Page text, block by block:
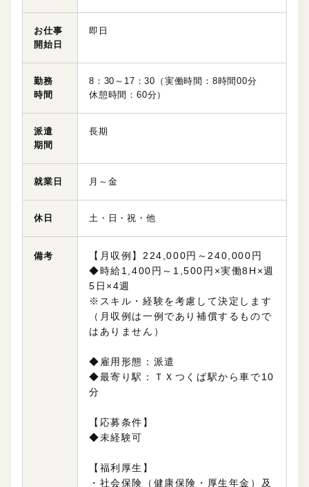
お仕事
開始日
即日
勤務
時間
8：30～17：30（実働時間：8時間00分
休憩時間：60分）
派遣
期間
長期
就業日 月～金
休日 土・日・祝・他
備考
【月収例】224,000円～240,000円
◆時給1,400円～1,500円×実働8H×週
5日×4週
※スキル・経験を考慮して決定します
（月収例は一例であり補償するもので
はありません）
◆雇用形態：派遣
◆最寄り駅：ＴＸつくば駅から車で10
分
【応募条件】
◆未経験可
【福利厚生】
・社会保険（健康保険・厚生年金）及